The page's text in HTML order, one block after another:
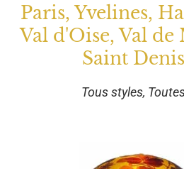
Paris, Yvelines,
Val d'Oise, Val de
Saint
Tous styles,